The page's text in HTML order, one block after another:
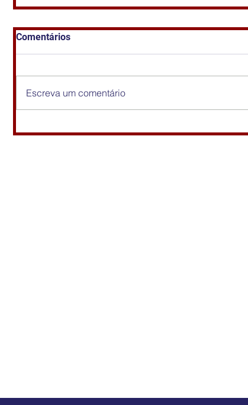
Comentários
Escreva um comentário